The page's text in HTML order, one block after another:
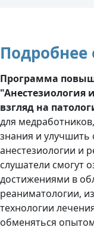
Подробнее
Программа
"Анестезиология
взгляд на
для
знания и улучшить
анестезиологии и
слушатели смогут
достижениями в
реаниматологии,
технологии
обменяться